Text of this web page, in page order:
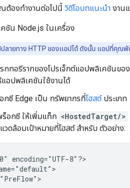
ต้องทำงานต่อไปนี้ วิดีโอบทแนะนำ งาน
น Node.js ในเครื่อง
ปลายทาง HTTP ของแอปได้ ดังนั้น แอปที่คุณ
รกทอรีรากของโปรเจ็กต์แอปพลิเคชัน
แอปพลิเคชันใช้งานได้
ซี Edge เป็น ทรัพยากรที่โฮสต์ประเภท
ร็อกซี ให้เพิ่มแท็ก <HostedTarget/>
วดล้อมเป้าหมายที่โฮสต์ สำหรับ ตัวอย่าง:
encoding="UTF-8"?>